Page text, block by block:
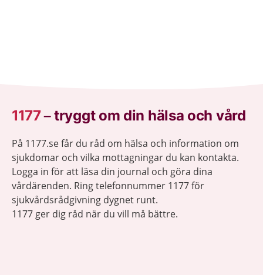
1177–tryggt om din hälsa och vård
På 1177.se får du råd om hälsa och information om
sjukdomar och vilka mottagningar du kan kontakta.
Logga in för att läsa din journal och göra dina
vårdärenden. Ring telefonnummer 1177 för
sjukvårdsrådgivning dygnet runt.
1177 ger dig råd när du vill må bättre.